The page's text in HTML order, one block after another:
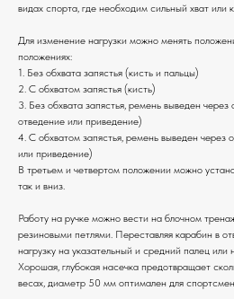
видах спорта, где необходим сильный хват или
Для изменение нагрузки можно менять
положениях:
1. Без обхвата запястья (кисть и пальцы)
2. С обхватом запястья (кисть)
3. Без обхвата запястья, ремень выведен через
отведение или приведение)
4. С обхватом запястья, ремень выведен через
или приведение)
В третьем и четвертом положении можно
так и вниз.
Работу на ручке можно вести на блочном
резиновыми петлями. Переставляя карабин в
нагрузку на указательный и средний палец
Хорошая, глубокая насечка предотвращает
весах, диаметр 50 мм оптимален для